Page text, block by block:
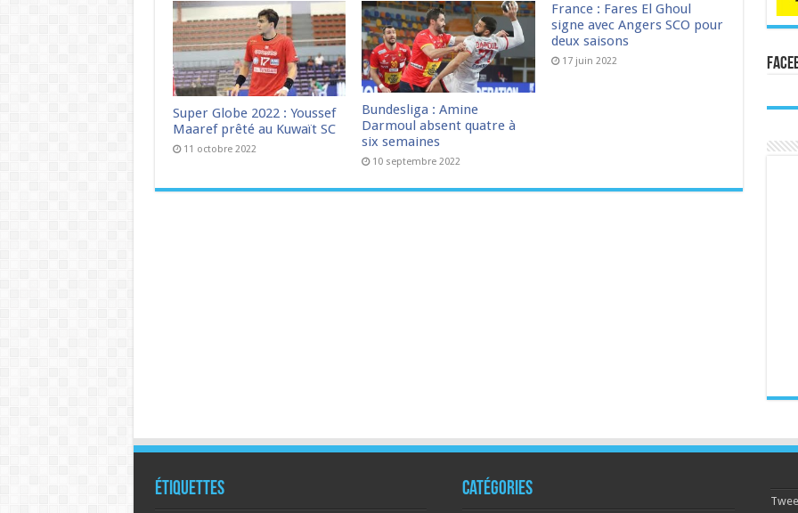
Super Globe 2022 : Youssef
Maaref prêté au Kuwaït SC
11 octobre 2022
Bundesliga : Amine
Darmoul absent quatre à
six semaines
10 septembre 2022
France : Fares El Ghoul
signe avec Angers SCO pour
deux saisons
17 juin 2022
Étiquettes Catégories